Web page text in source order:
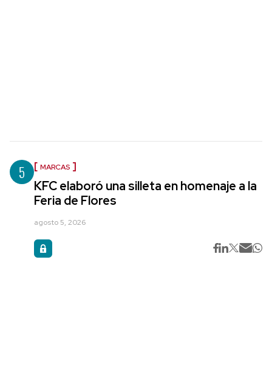
5 MARCAS
KFC elaboró una silleta en homenaje a la
Feria de Flores
agosto 5, 2026